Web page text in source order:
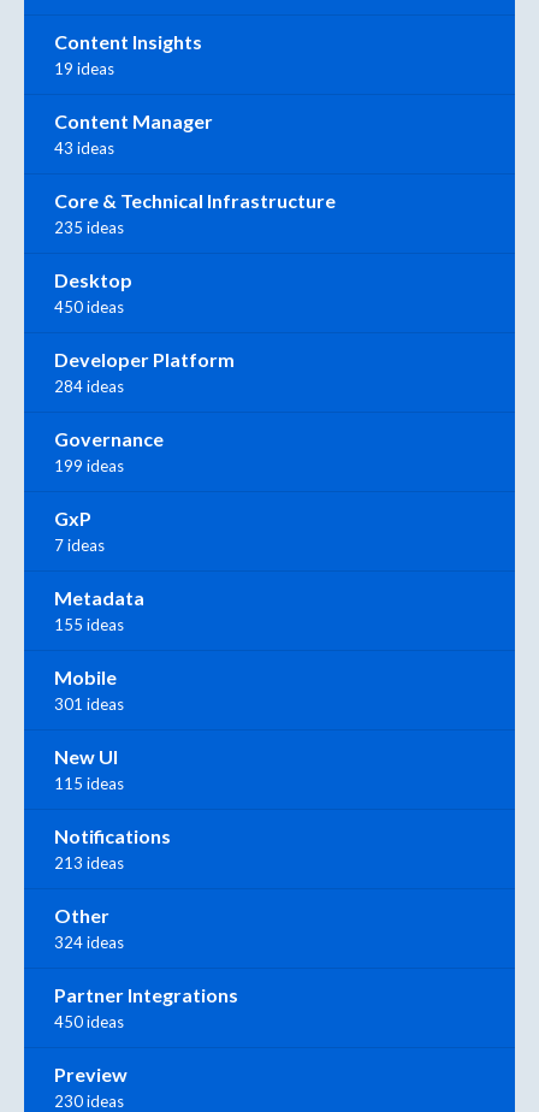
Content Insights
19 ideas
Content Manager
43 ideas
Core & Technical Infrastructure
235 ideas
Desktop
450 ideas
Developer Platform
284 ideas
Governance
199 ideas
GxP
7 ideas
Metadata
155 ideas
Mobile
301 ideas
New UI
115 ideas
Notifications
213 ideas
Other
324 ideas
Partner Integrations
450 ideas
Preview
230 ideas